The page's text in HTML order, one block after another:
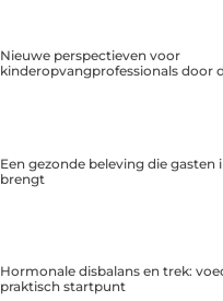
Nieuwe perspectieven voor
kinderopvangprofessionals door
Een gezonde beleving die gasten
brengt
Hormonale disbalans en trek:
praktisch startpunt